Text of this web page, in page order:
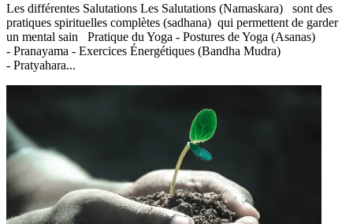
Les différentes Salutations Les Salutations (Namaskara) sont des
pratiques spirituelles complètes (sadhana) qui permettent de garder
un mental sain Pratique du Yoga - Postures de Yoga (Asanas)
- Pranayama - Exercices Énergétiques (Bandha Mudra)
- Pratyahara...